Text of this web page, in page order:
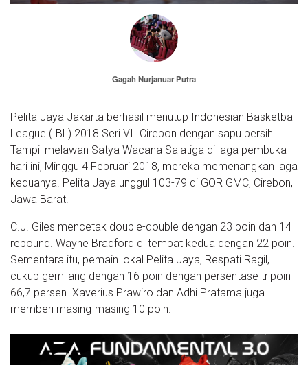
Gagah Nurjanuar Putra
Pelita Jaya Jakarta berhasil menutup Indonesian Basketball
League (IBL) 2018 Seri VII Cirebon dengan sapu bersih.
Tampil melawan Satya Wacana Salatiga di laga pembuka
hari ini, Minggu 4 Februari 2018, mereka memenangkan laga
keduanya. Pelita Jaya unggul 103-79 di GOR GMC, Cirebon,
Jawa Barat.
C.J. Giles mencetak double-double dengan 23 poin dan 14
rebound. Wayne Bradford di tempat kedua dengan 22 poin.
Sementara itu, pemain lokal Pelita Jaya, Respati Ragil,
cukup gemilang dengan 16 poin dengan persentase tripoin
66,7 persen. Xaverius Prawiro dan Adhi Pratama juga
memberi masing-masing 10 poin.